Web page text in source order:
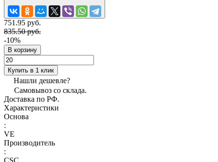
751.95 руб.
835.50 руб.
-10%
В корзину
Купить в 1 клик
Нашли дешевле?
Самовывоз со склада.
Доставка по РФ.
Характеристики
Основа
:
VE
Производитель
:
CSC